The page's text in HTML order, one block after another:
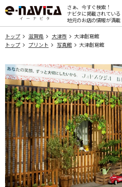
さぁ、今すぐ検索！
ナビタに掲載されている
地元のお店の情報が満載
トップ 滋賀県 大津市
大津創寫館
トップ
プリント 写真館 大津創寫館